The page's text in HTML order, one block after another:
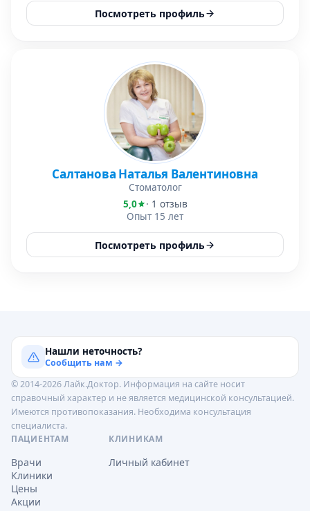
Посмотреть профиль
Салтанова Наталья Валентиновна
Стоматолог
5,0
· 1 отзыв
Опыт 15 лет
Посмотреть профиль
Нашли неточность?
Сообщить нам →
© 2014-2026 Лайк.Доктор. Информация на сайте носит
справочный характер и не является медицинской консультацией.
Имеются противопоказания. Необходима консультация
специалиста.
ПАЦИЕНТАМ
Врачи
Клиники
Цены
Акции
КЛИНИКАМ
Личный кабинет